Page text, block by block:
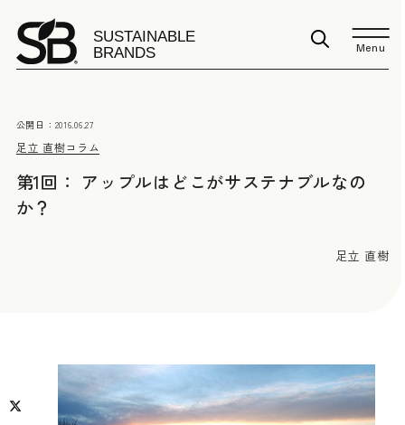
Menu
足立 直樹コラム
公開日： 2016.06.27
第1回： アップルはどこがサステナブルなの
か？
足立 直樹